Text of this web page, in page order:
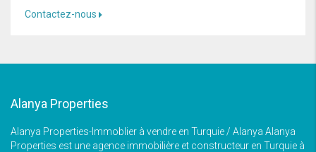
Contactez-nous
Alanya Properties
Alanya Properties-Immoblier à vendre en Turquie / Alanya Alanya
Properties est une agence immobilière et constructeur en Turquie à